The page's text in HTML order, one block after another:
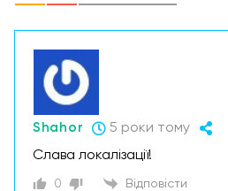
Shahor
5 роки тому
Слава локалізації!
0 Відповісти